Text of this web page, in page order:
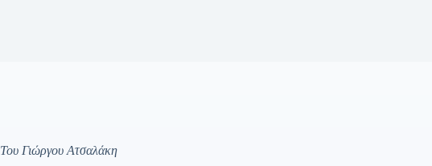
Του Γιώργου Ατσαλάκη